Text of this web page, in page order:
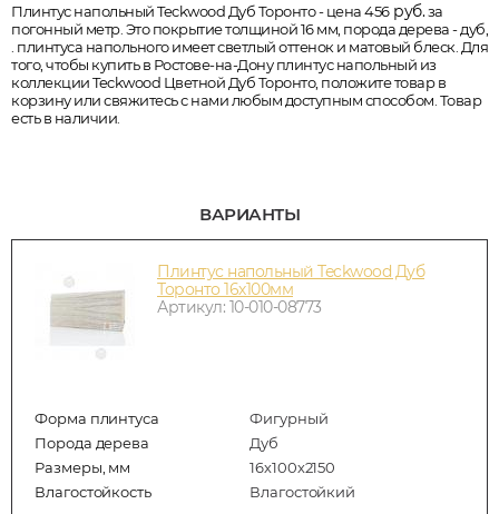
Плинтус напольный Teckwood Дуб Торонто - цена 456руб.за
погонный метр. Это покрытие толщиной 16 мм, порода дерева - дуб,
. плинтуса напольного имеет светлый оттенок и матовый блеск. Для
того, чтобы купить в Ростове-на-Дону плинтус напольный из
коллекции Teckwood Цветной Дуб Торонто, положите товар в
корзину или свяжитесь с нами любым доступным способом. Товар
есть в наличии.
ВАРИАНТЫ
Плинтус напольный Teckwood Дуб
Торонто 16х100мм
Артикул: 10-010-08773
Форма плинтуса
Фигурный
Порода дерева
Дуб
Размеры, мм
16х100х2150
Влагостойкость
Влагостойкий